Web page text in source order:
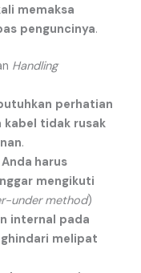
memaksa
penguncinya.
Handling
perhatian
kabel tidak rusak
.
Anda harus
mengikuti
under method)
internal pada
melipat